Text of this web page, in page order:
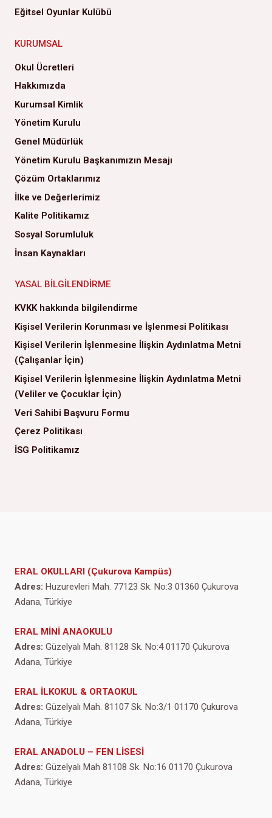
Eğitsel Oyunlar Kulübü
KURUMSAL
Okul Ücretleri
Hakkımızda
Kurumsal Kimlik
Yönetim Kurulu
Genel Müdürlük
Yönetim Kurulu Başkanımızın Mesajı
Çözüm Ortaklarımız
İlke ve Değerlerimiz
Kalite Politikamız
Sosyal Sorumluluk
İnsan Kaynakları
YASAL BILGILENDIRME
KVKK hakkında bilgilendirme
Kişisel Verilerin Korunması ve İşlenmesi Politikası
Kişisel Verilerin İşlenmesine İlişkin Aydınlatma Metni
(Çalışanlar İçin)
Kişisel Verilerin İşlenmesine İlişkin Aydınlatma Metni
(Veliler ve Çocuklar İçin)
Veri Sahibi Başvuru Formu
Çerez Politikası
İSG Politikamız
ERAL OKULLARI (Çukurova Kampüs)
Adres: Huzurevleri Mah. 77123 Sk. No:3 01360 Çukurova
Adana, Türkiye
ERAL MİNİ ANAOKULU
Adres: Güzelyalı Mah. 81128 Sk. No:4 01170 Çukurova
Adana, Türkiye
ERAL İLKOKUL & ORTAOKUL
Adres: Güzelyalı Mah. 81107 Sk. No:3/1 01170 Çukurova
Adana, Türkiye
ERAL ANADOLU – FEN LİSESİ
Adres: Güzelyalı Mah 81108 Sk. No:16 01170 Çukurova
Adana, Türkiye